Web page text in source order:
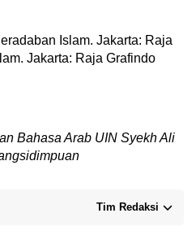
Islam. Jakarta: Raja
Jakarta: Raja Grafindo
Bahasa Arab UIN Syekh Ali
Tim Redaksi